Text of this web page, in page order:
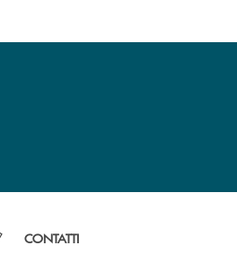
personali che La
dei dati personali, Piazza di
scrivendo al seguente indirizzo:
privacy@bccbarlassina.it
– Att.ne Data Protection Officer
di assistenza immediata ?
CONTATTI